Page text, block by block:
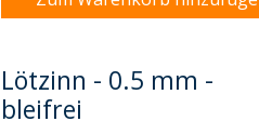
Lötzinn - 0.5 mm -
bleifrei